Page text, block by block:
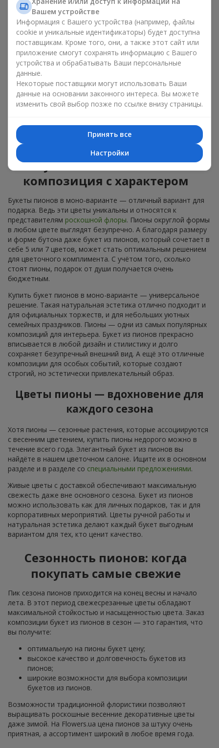
событий:
мягкие розовые оттенки — идеально подойдут, как
цветы на день рождения;
коралловые — романтический презент и цветы для
вдохновения любимой женщине;
белые пионы — универсальное решение как для
личного выразительного подарка, так и для изящного
варианта для корпоративных событий.
Выбирайте оригинальные дизайнерские букеты пионов или
цветов с доставкой, чтобы ваш подарок с изысканным
ароматом оказался незабываемым.
Букет пионов — моно-
композиция с характером
Букеты пионов в моно-варианте — отличный вариант для
подарка. Ведь эти цветы уникальны и относятся к
представителям роскошной флоры. Пионы округлой формы
в любом цвете выглядят безупречно. А благодаря размеру
и форме бутона даже букет из пионов, который сочетает в
себе 5 или 7 цветов, может стать оптимальным решением
для цветочного комплимента. С учётом того, сколько
стоят пионы, подарок от души получается очень
бюджетным.
Купить букет пионов в моно-варианте — универсальное
решение. Такая натуральная эстетика отлично подходит и
для официальных торжеств, и для небольших уютных
семейных праздников. Пионы — одни из самых популярных
композиций для интерьера. Букет из пионов прекрасно
вписывается в любой дизайн и стилистику и долго
сохраняет безупречный внешний вид. А ещё это отличные
композиции для особых событий, которые создают
строгий, но эстетически привлекательный образ.
Цветы пионы — вдохновение для
каждого сезона
Хотя пионы — сезонные растения, которые ассоциируются
с весенним цветением, купить пионы недорого можно в
течение всего года. Элегантный букет из пионов вы
найдёте в нашем цветочном салоне. Ищите их в основном
разделе и в разделе со специальными предложениями.
Живые цветы с доставкой обеспечивают максимальную
свежесть даже вне основного сезона. Букет из пионов
можно использовать как для личных подарков, так и для
корпоративных мероприятий. Цветы ручной работы и
натуральная эстетика делают каждый букет выгодным
вариантом для тех, кто ценит качество.
Сезонность пионов: когда
покупать самые свежие
Пик сезона пионов приходится на конец весны и начало
лета. В этот период свежесрезанные цветы обладают
максимальной стойкостью и насыщенностью цвета. Заказ
композиции букет из пионов в сезон — это гарантия, что
вы получите:
оптимальную на пионы букет цену;
высокое качество и долговечность букетов из
пионов;
широкие возможности для выбора композиции
букетов из пионов.
Возможности традиционной флористики позволяют
выращивать роскошные весенние декоративные цветы
даже зимой. На Flowers.ua цена пионов за штуку очень
приятная, а ассортимент широкий в любое время года.
Вашем устройстве
Информация с Вашего устройства (например, файлы
cookie и уникальные идентификаторы) будет доступна
поставщикам. Кроме того, они, а также этот сайт или
приложение смогут сохранять информацию с Вашего
устройства и обрабатывать Ваши персональные
данные.
Некоторые поставщики могут использовать Ваши
данные на основании законного интереса. Вы можете
изменить свой выбор позже по ссылке внизу страницы.
Принять все
Настройки